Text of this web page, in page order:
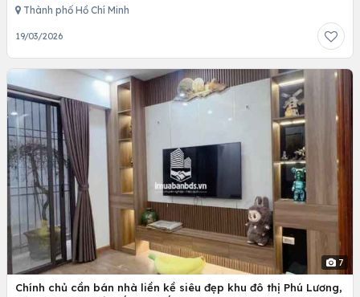
Thành phố Hồ Chí Minh
19/03/2026
7
Chính chủ cần bán nhà liền kề siêu đẹp khu đô thị Phú Lương,